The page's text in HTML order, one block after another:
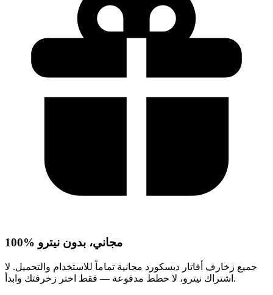
100% مجاني، بدون نيترو
جميع زخارف أفاتار ديسكورد مجانية تماماً للاستخدام والتحميل. لا
اشتراك نيترو، لا خطط مدفوعة — فقط اختر زخرفتك وابدأ.